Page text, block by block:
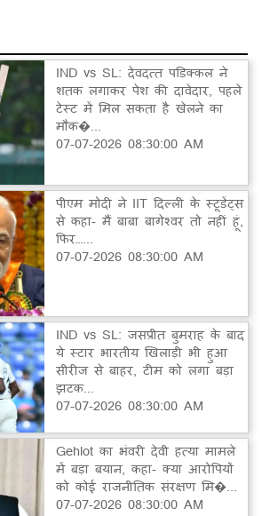
IND vs SL: देवदत्त पडिक्कल ने
शतक लगाकर पेश की दावेदार, पहले
टेस्ट में मिल सकता है खेलने का
मौक�...
07-07-2026 08:30:00 AM
पीएम मोदी ने IIT दिल्ली के स्टूडेंट्स
से कहा- मैं बाबा बागेश्वर तो नहीं हूं,
फिर…...
07-07-2026 08:30:00 AM
IND vs SL: जसप्रीत बुमराह के बाद
ये स्टार भारतीय खिलाड़ी भी हुआ
सीरीज से बाहर, टीम को लगा बड़ा
झटक...
07-07-2026 08:30:00 AM
Gehlot का भंवरी देवी हत्या मामले
में बड़ा बयान, कहा- क्या आरोपियों
को कोई राजनीतिक संरक्षण मि�...
07-07-2026 08:30:00 AM